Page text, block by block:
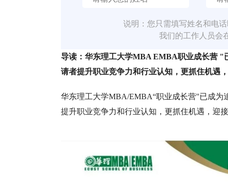
说明：您只需填写姓名和电
我们的工作人员会
导读：华东理工大学MBA EMBA职业成长营 "
请者提升职业竞争力和行业认知，更抓住机遇，
华东理工大学MBA/EMBA“职业成长营"已成为
提升职业竞争力和行业认知，更抓住机遇，迎接